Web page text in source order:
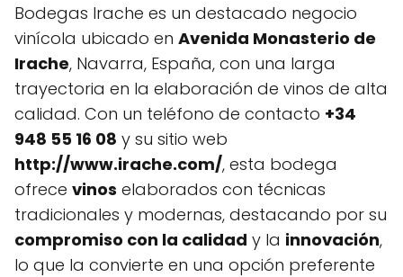
Bodegas Irache es un destacado negocio
vinícola ubicado en Avenida Monasterio de
Irache, Navarra, España, con una larga
trayectoria en la elaboración de vinos de alta
calidad. Con un teléfono de contacto +34
948 55 16 08 y su sitio web
http://www.irache.com/, esta bodega
ofrece vinos elaborados con técnicas
tradicionales y modernas, destacando por su
compromiso con la calidad y la innovación,
lo que la convierte en una opción preferente